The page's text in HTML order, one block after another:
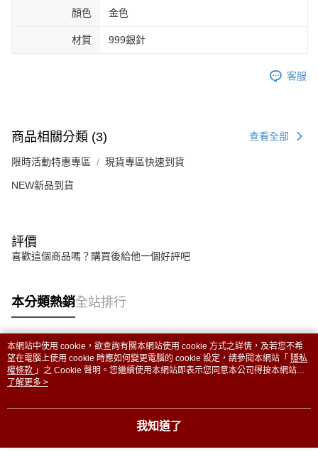
顏色 金色
材質 999銀針
客服
商品相關分類 (3) 查看全部
限時活動特惠專區 現貨專區快速到貨
NEW新品到貨
評價
喜歡這個商品嗎？購買後給他一個好評吧
本分類熱銷全站排行
熱門標籤
本網站中使用 cookie，欲查詢有關本網站使用 cookie 方式之詳情，及若您不希
望在電腦上使用 cookie 時應如何變更電腦的 cookie 設定，請參閱本網站「 隱私
權條款 」之 Cookie 聲明。您繼續使用本網站即表示您同意本公司得按本網站使
用條款之 Cookie 聲明使用 cookie。
了解更多 >
我知道了